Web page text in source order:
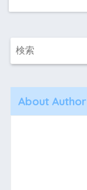
About Author